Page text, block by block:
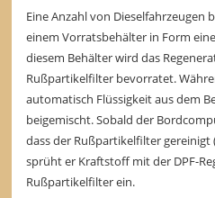
Eine Anzahl von Dieselfahrzeugen
einem Vorratsbehälter in Form
diesem Behälter wird das
Rußpartikelfilter bevorratet.
automatisch Flüssigkeit aus dem
beigemischt. Sobald der
dass der Rußpartikelfilter
sprüht er Kraftstoff mit der DPF-
Rußpartikelfilter ein.